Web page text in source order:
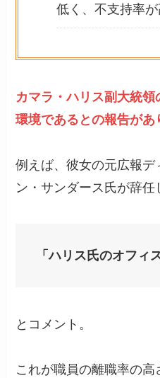
低く、不支持率
カマラ・ハリス副大統
環境であるとの報告があ
例えば、彼女の元広報
ン・サンダース氏が辞任
「ハリス氏のオフィ
とコメント。
これが職員の離職率の高